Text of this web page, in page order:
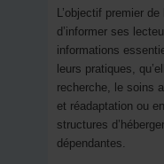
L’objectif premier
d’informer ses
informations
leurs pratiques,
recherche, le soins
et réadaptation ou
structures
dépendantes.